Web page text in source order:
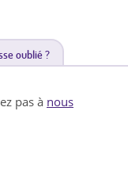
oublié ?
pas à nous